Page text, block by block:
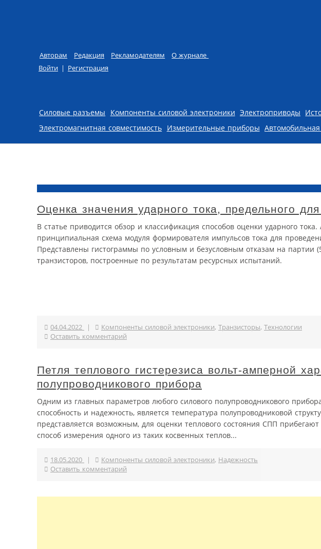
Авторам Редакция Рекламодателям
О журнале
Войти | Регистрация
Skip to content
Силовые разъемы Компоненты силовой электроники Электроприводы
Электромагнитная совместимость Измерительные приборы
Оценка значения ударного тока, предельного
В статье приводится обзор и классификация способов оценки ударного
принципиальная схема модуля формирователя импульсов тока для
Представлены гистограммы по условным и безусловным отказам на партии
транзисторов, построенные по результатам ресурсных испытаний.
04.04.2022 | Компоненты силовой электроники, Транзисторы, Технологии
Оставить комментарий
Петля теплового гистерезиса вольт-амперной
полупроводникового прибора
Одним из главных параметров любого силового полупроводникового
способность и надежность, является температура полупроводниковой
представляется возможным, для оценки теплового состояния СПП
способ измерения одного из таких косвенных теплов...
18.05.2020 | Компоненты силовой электроники, Надежность
Оставить комментарий